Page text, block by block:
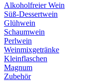
Alkoholfreier Wein
Süß-Dessertwein
Glühwein
Schaumwein
Perlwein
Weinmixgetränke
Kleinflaschen
Magnum
Zubehör